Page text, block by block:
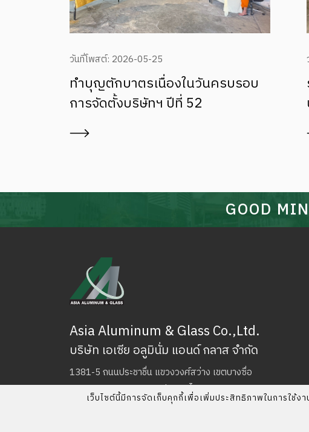
ในวันครบรอบ
วันที่โพสต์: 2568-10-24
รับบริการทันตกรรมเคลื่อนที่จ
ประกันสังคม
GOOD
Asia Aluminum & Glass Co.,Ltd.
บริษัท เอเซีย อลูมินั่ม แอนด์ กลาส จำกัด
1381-5 ถนนประชาชื่น แขวงวงศ์สว่าง เขตบางซื่อ
กรุงเทพมหานคร 10800 ประเทศไทย
เว็บไซต์นี้มีการจัดเก็บคุกกี้เพื่อเพิ่มประสิทธิภาพในการใช้